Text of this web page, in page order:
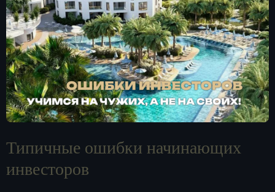
Типичные ошибки начинающих
инвесторов